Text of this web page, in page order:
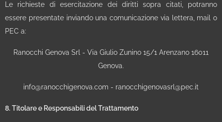
Le richieste di esercitazione dei diritti sopra citati, potranno
essere presentate inviando una comunicazione via lettera, mail o
PEC a:
Ranocchi Genova Srl - Via Giulio Zunino 15/1 Arenzano 16011
Genova.
info@ranocchigenova.com - ranocchigenovasrl@pec.it
8. Titolare e Responsabili del Trattamento